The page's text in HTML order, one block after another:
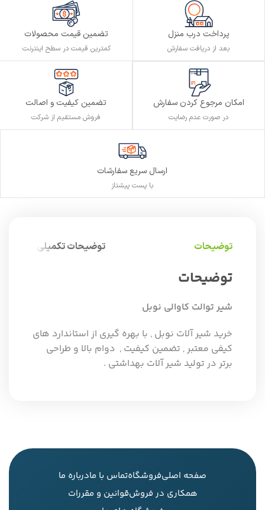
پرداخت درب منزل
بعد از دریافت سفارش
تضمین قیمت محصولات
کمترین قیمت در سطح اینترنت
امکان مرجوع کردن سفارش
در صورت عدم رضایت
تضمین کیفیت و اصالت
فروش مستقیم از شرکت
ارسال سریع سفارشات
با پست پیشتاز
توضیحات توضیحات تکمیلی
توضیحات
شیر توالت کاوالی نوبل
خرید شیر آلات نوبل , با بهره گیری از استاندارد های
کیفی معتبر , تضمین کیفیت , دوام بالا و طراحی
برتر در تولید شیر آلات بهداشتی .
صفحه اصلیفروشگاهتماس با مادرباره ما
همکاری در فروشقوانین و مقررات